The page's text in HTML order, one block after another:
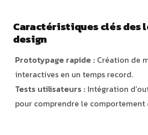
Caractéristiques clés des
design
Prototypage rapide : Création de
interactives en un temps record.
Tests utilisateurs : Intégration
pour comprendre le comportement